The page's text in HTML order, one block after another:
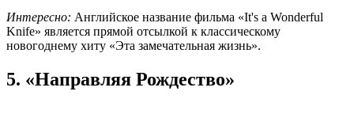
Интересно: Английское название фильма «It's a Wonderful
Knife» является прямой отсылкой к классическому
новогоднему хиту «Эта замечательная жизнь».
5. «Направляя Рождество»